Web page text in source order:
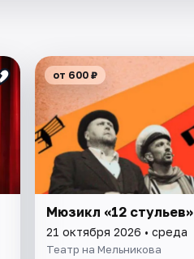
от 600 ₽
Мюзикл «12 стульев»
21 октября 2026 • среда
Театр на Мельникова